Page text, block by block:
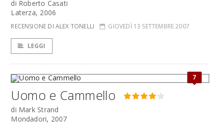
di Roberto Casati
Laterza, 2006
RECENSIONE DI ALEX TONELLI GIOVEDÌ 13 SETTEMBRE 2007
LEGGI
7
Uomo e Cammello
di Mark Strand
Mondadori, 2007